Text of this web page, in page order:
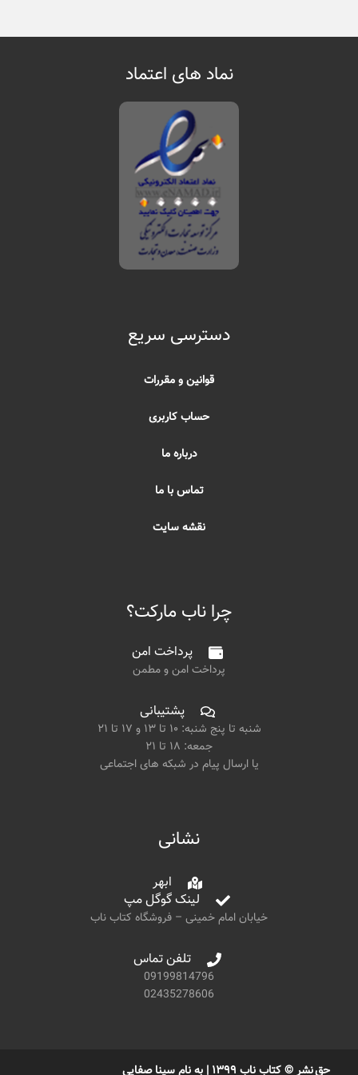
نماد های اعتماد
دسترسی سریع
قوانین و مقررات
حساب کاربری
درباره ما
تماس با ما
نقشه سایت
چرا ناب مارکت؟
پرداخت امن
پرداخت امن و مطمن
پشتیبانی
شنبه تا پنج شنبه: ۱۰ تا ۱۳ و ۱۷ تا ۲۱
جمعه: ۱۸ تا ۲۱
یا ارسال پیام در شبکه های اجتماعی
نشانی
ابهر
لینک گوگل مپ
خیابان امام خمینی – فروشگاه کتاب ناب
تلفن تماس
09199814796
02435278606
حق نشر © کتاب ناب ۱۳۹۹ | به نام سینا صفایی